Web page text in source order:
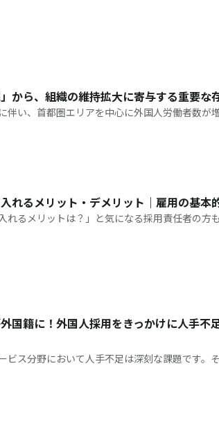
原
から、組織の維持拡大に寄与する重要な
伴い、首都圏エリアを中心に外国人労働者数が
に、家電量販店・携帯ショップでの外国人従業
ーズ
れるメリット・デメリット｜雇用の基本
れるメリットは？」と気になる採用責任者の方
化している人材不足の解消や、企業の多様化促
労働
国籍に！外国人採用をきっかけに人手不
ビス分野において人手不足は深刻な課題です。
販売の現場で、50名以上の外国人従業員が活躍
す。